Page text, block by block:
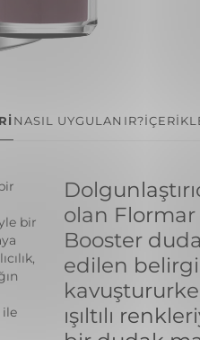
NASIL UYGULANIR?
bir
ile
olan
Booster
edilen
ışıltılı